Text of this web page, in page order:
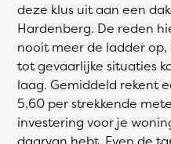
deze klus uit aan een
Hardenberg. De reden
nooit meer de ladder
tot gevaarlijke situaties
laag. Gemiddeld rekent
5,60 per strekkende
investering voor je